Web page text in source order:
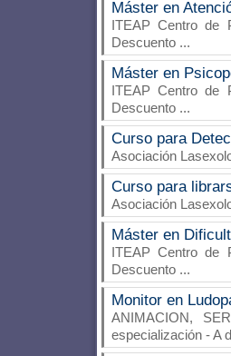
Máster en
ITEAP Centro de
Descuento ...
Máster en
ITEAP Centro de
Descuento ...
Curso para
Asociación
Curso para
Asociación
Máster en
ITEAP Centro de
Descuento ...
Monitor en
ANIMACION,
especialización - A